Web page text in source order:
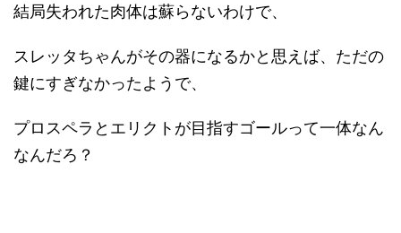
結局失われた肉体は蘇らないわけで、
スレッタちゃんがその器になるかと思えば、ただの
鍵にすぎなかったようで、
プロスペラとエリクトが目指すゴールって一体なん
なんだろ？